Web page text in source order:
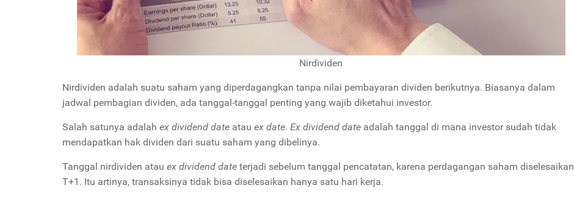
Nirdividen
Nirdividen adalah suatu saham yang diperdagangkan tanpa nilai pembayaran dividen berikutnya. Biasanya dalam
jadwal pembagian dividen, ada tanggal-tanggal penting yang wajib diketahui investor.
Salah satunya adalah ex dividend date atau ex date. Ex dividend date adalah tanggal di mana investor sudah tidak
mendapatkan hak dividen dari suatu saham yang dibelinya.
Tanggal nirdividen atau ex dividend date terjadi sebelum tanggal pencatatan, karena perdagangan saham diselesaikan
T+1. Itu artinya, transaksinya tidak bisa diselesaikan hanya satu hari kerja.